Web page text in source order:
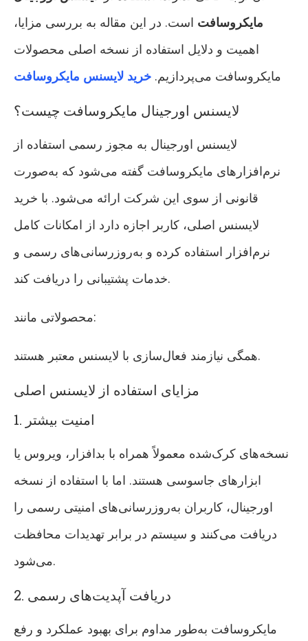
مایکروسافت است. در این مقاله به بررسی مزایا،
اهمیت و دلایل استفاده از نسخه اصلی محصولات
مایکروسافت می‌پردازیم. خرید لایسنس مایکروسافت
لایسنس اورجینال مایکروسافت چیست؟
لایسنس اورجینال به مجوز رسمی استفاده از
نرم‌افزارهای مایکروسافت گفته می‌شود که به‌صورت
قانونی از سوی این شرکت ارائه می‌شود. با خرید
لایسنس اصلی، کاربر اجازه دارد از امکانات کامل
نرم‌افزار استفاده کرده و به‌روزرسانی‌های رسمی و
خدمات پشتیبانی را دریافت کند.
محصولاتی مانند:
همگی نیازمند فعال‌سازی با لایسنس معتبر هستند.
مزایای استفاده از لایسنس اصلی
1. امنیت بیشتر
نسخه‌های کرک‌شده معمولاً همراه با بدافزار، ویروس یا
ابزارهای جاسوسی هستند. اما با استفاده از نسخه
اورجینال، کاربران به‌روزرسانی‌های امنیتی رسمی را
دریافت می‌کنند و سیستم در برابر تهدیدات محافظت
می‌شود.
2. دریافت آپدیت‌های رسمی
مایکروسافت به‌طور مداوم برای بهبود عملکرد و رفع